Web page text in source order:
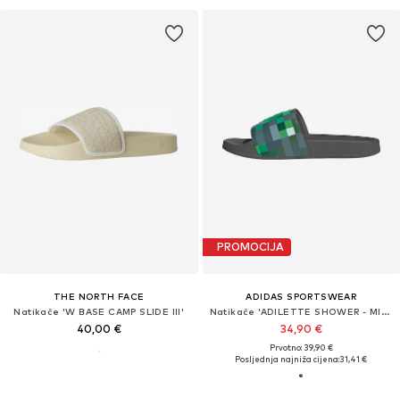
THE NORTH FACE
Natikače 'W BASE CAMP SLIDE III'
40,00 €
PROMOCIJA
ADIDAS SPORTSWEAR
Natikače 'ADILETTE SHOWER - MINECRAFT'
34,90 €
Prvotno: 39,90 €
Posljednja najniža cijena:31,41 €